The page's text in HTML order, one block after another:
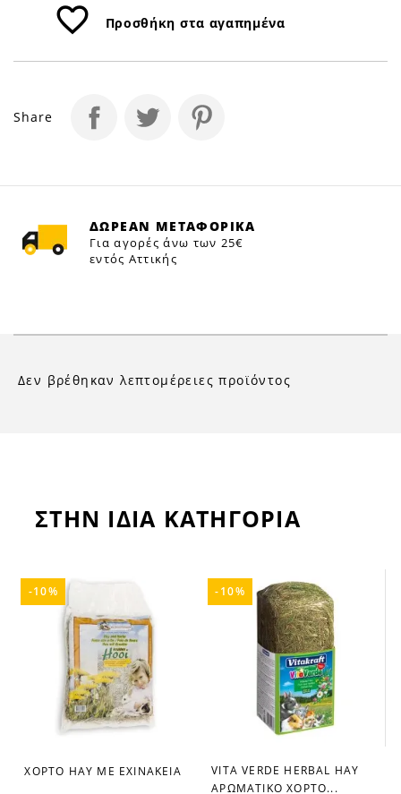
favorite_border Προσθήκη στα αγαπημένα
Share
ΔΩΡΕΑΝ ΜΕΤΑΦΟΡΙΚΑ
Για αγορές άνω των 25€
εντός Αττικής
Δεν βρέθηκαν λεπτομέρειες προϊόντος
ΣΤΗΝ ΙΔΙΑ ΚΑΤΗΓΟΡΙΑ
favorite_border
ΧΟΡΤΟ HAY ΜΕ ΕΧΙΝΑΚΕΙΑ
-10%
favorite_border
VITA VERDE HERBAL HAY
ΑΡΩΜΑΤΙΚΟ ΧΟΡΤΟ...
-10%